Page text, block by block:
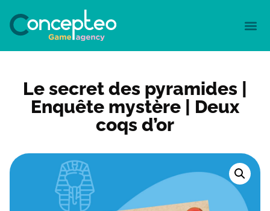
Le secret des pyramides |
Enquête mystère | Deux
coqs d’or